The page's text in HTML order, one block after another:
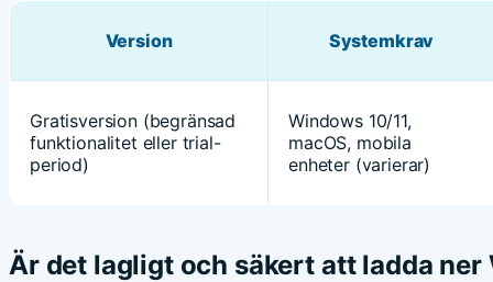
Version Systemkrav
Gratisversion (begränsad
funktionalitet eller trial-
period)
Windows 10/11,
macOS, mobila
enheter (varierar)
Är det lagligt och säkert att ladda ner